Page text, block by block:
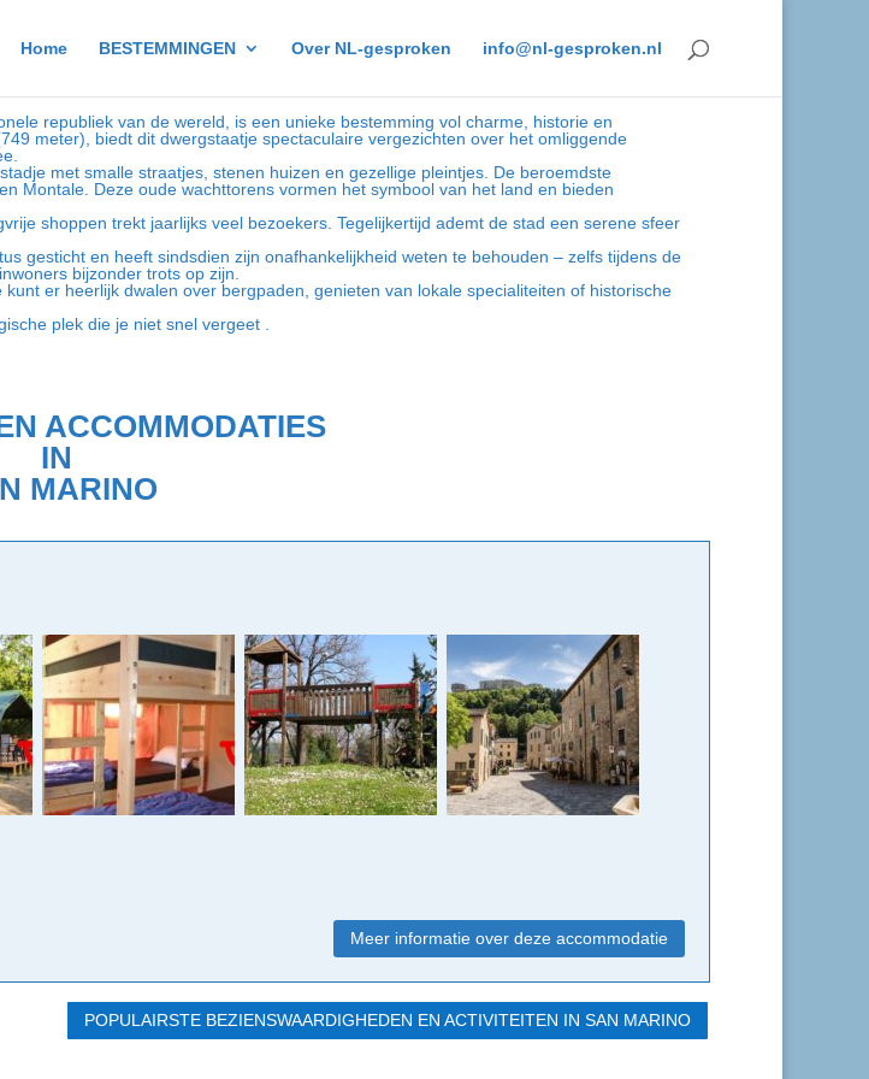
Home BESTEMMINGEN Over NL-gesproken info@nl-gesproken.nl
republiek van de wereld, is een unieke bestemming vol charme, historie en
meter), biedt dit dwergstaatje spectaculaire vergezichten over het omliggende
met smalle straatjes, stenen huizen en gezellige pleintjes. De beroemdste
Montale. Deze oude wachttorens vormen het symbool van het land en bieden
shoppen trekt jaarlijks veel bezoekers. Tegelijkertijd ademt de stad een serene sfeer
gesticht en heeft sindsdien zijn onafhankelijkheid weten te behouden – zelfs tijdens de
bijzonder trots op zijn.
er heerlijk dwalen over bergpaden, genieten van lokale specialiteiten of historische
plek die je niet snel vergeet .
ACCOMMODATIES
IN
MARINO
Meer informatie over deze accommodatie
POPULAIRSTE BEZIENSWAARDIGHEDEN EN ACTIVITEITEN IN SAN MARINO